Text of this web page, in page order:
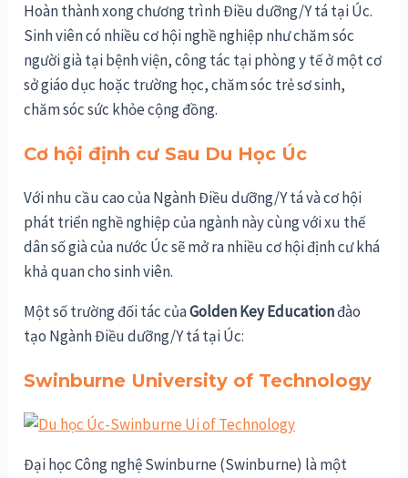
Hoàn thành xong chương trình Điều dưỡng/Y tá tại Úc.
Sinh viên có nhiều cơ hội nghề nghiệp như chăm sóc
người già tại bệnh viện, công tác tại phòng y tế ở một cơ
sở giáo dục hoặc trường học, chăm sóc trẻ sơ sinh,
chăm sóc sức khỏe cộng đồng.
Cơ hội định cư Sau Du Học Úc
Với nhu cầu cao của Ngành Điều dưỡng/Y tá và cơ hội
phát triển nghề nghiệp của ngành này cùng với xu thế
dân số già của nước Úc sẽ mở ra nhiều cơ hội định cư khá
khả quan cho sinh viên.
Một số trường đối tác củaGolden Key Educationđào
tạo Ngành Điều dưỡng/Y tá tại Úc:
Swinburne University of Technology
Đại học Công nghệ Swinburne (Swinburne) là một